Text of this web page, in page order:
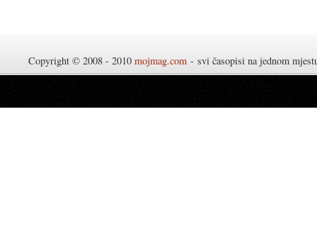
Copyright © 2008 - 2010 mojmag.com - svi časopisi na jednom